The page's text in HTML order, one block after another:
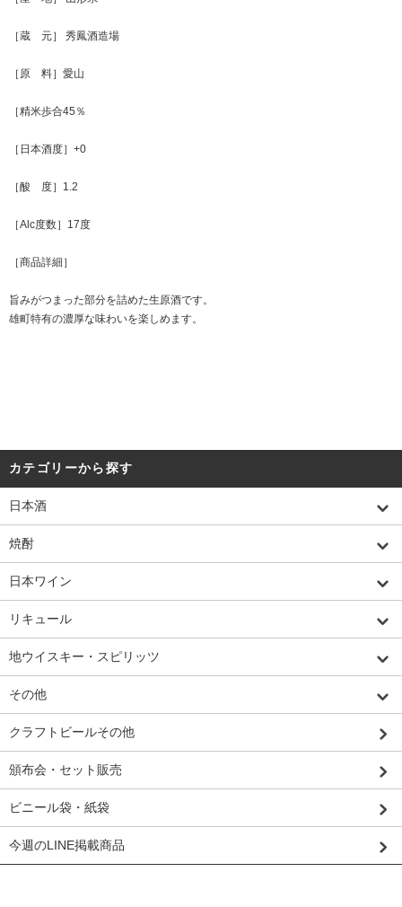
［蔵 元］ 秀鳳酒造場
［原 料］愛山
［精米歩合45％
［日本酒度］+0
［酸 度］1.2
［Alc度数］17度
［商品詳細］
旨みがつまった部分を詰めた生原酒です。
雄町特有の濃厚な味わいを楽しめます。
カテゴリーから探す
日本酒
焼酎
日本ワイン
リキュール
地ウイスキー・スピリッツ
その他
クラフトビールその他
頒布会・セット販売
ビニール袋・紙袋
今週のLINE掲載商品